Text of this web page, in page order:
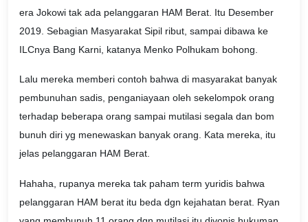
era Jokowi tak ada pelanggaran HAM Berat. Itu Desember
2019. Sebagian Masyarakat Sipil ribut, sampai dibawa ke
ILCnya Bang Karni, katanya Menko Polhukam bohong.
Lalu mereka memberi contoh bahwa di masyarakat banyak
pembunuhan sadis, penganiayaan oleh sekelompok orang
terhadap beberapa orang sampai mutilasi segala dan bom
bunuh diri yg menewaskan banyak orang. Kata mereka, itu
jelas pelanggaran HAM Berat.
Hahaha, rupanya mereka tak paham term yuridis bahwa
pelanggaran HAM berat itu beda dgn kejahatan berat. Ryan